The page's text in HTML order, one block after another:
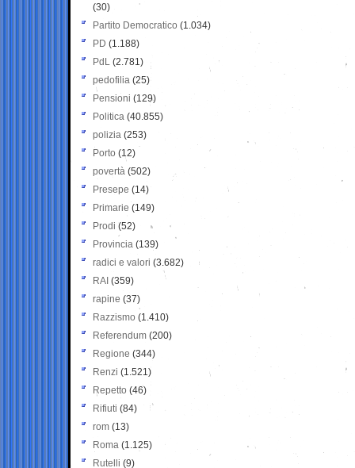
(30)
Partito Democratico (1.034)
PD (1.188)
PdL (2.781)
pedofilia (25)
Pensioni (129)
Politica (40.855)
polizia (253)
Porto (12)
povertà (502)
Presepe (14)
Primarie (149)
Prodi (52)
Provincia (139)
radici e valori (3.682)
RAI (359)
rapine (37)
Razzismo (1.410)
Referendum (200)
Regione (344)
Renzi (1.521)
Repetto (46)
Rifiuti (84)
rom (13)
Roma (1.125)
Rutelli (9)